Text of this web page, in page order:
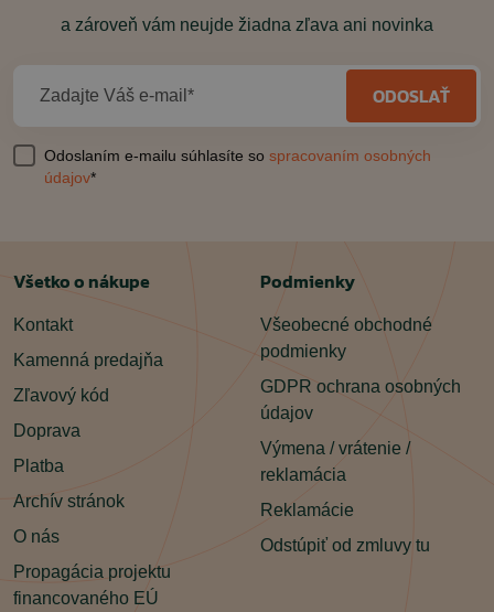
a zároveň vám neujde žiadna zľava ani novinka
Zadajte Váš e-mail* ODOSLAŤ
Odoslaním e-mailu súhlasíte so spracovaním osobných
údajov*
Všetko o nákupe
Kontakt
Kamenná predajňa
Zľavový kód
Doprava
Platba
Archív stránok
O nás
Propagácia projektu
financovaného EÚ
Podmienky
Všeobecné obchodné
podmienky
GDPR ochrana osobných
údajov
Výmena / vrátenie /
reklamácia
Reklamácie
Odstúpiť od zmluvy tu